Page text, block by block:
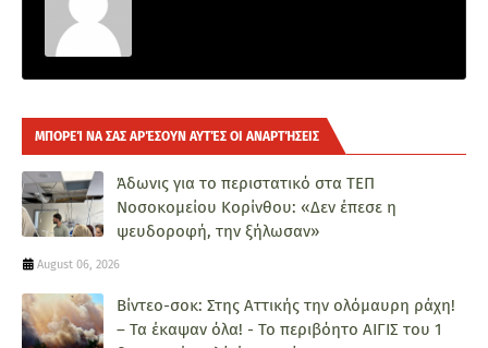
ΜΠΟΡΕΊ ΝΑ ΣΑΣ ΑΡΈΣΟΥΝ ΑΥΤΈΣ ΟΙ ΑΝΑΡΤΉΣΕΙΣ
Άδωνις για το περιστατικό στα ΤΕΠ
Νοσοκομείου Κορίνθου: «Δεν έπεσε η
ψευδοροφή, την ξήλωσαν»
August 06, 2026
Βίντεο-σοκ: Στης Αττικής την ολόμαυρη ράχη!
– Τα έκαψαν όλα! - Το περιβόητο ΑΙΓΙΣ του 1